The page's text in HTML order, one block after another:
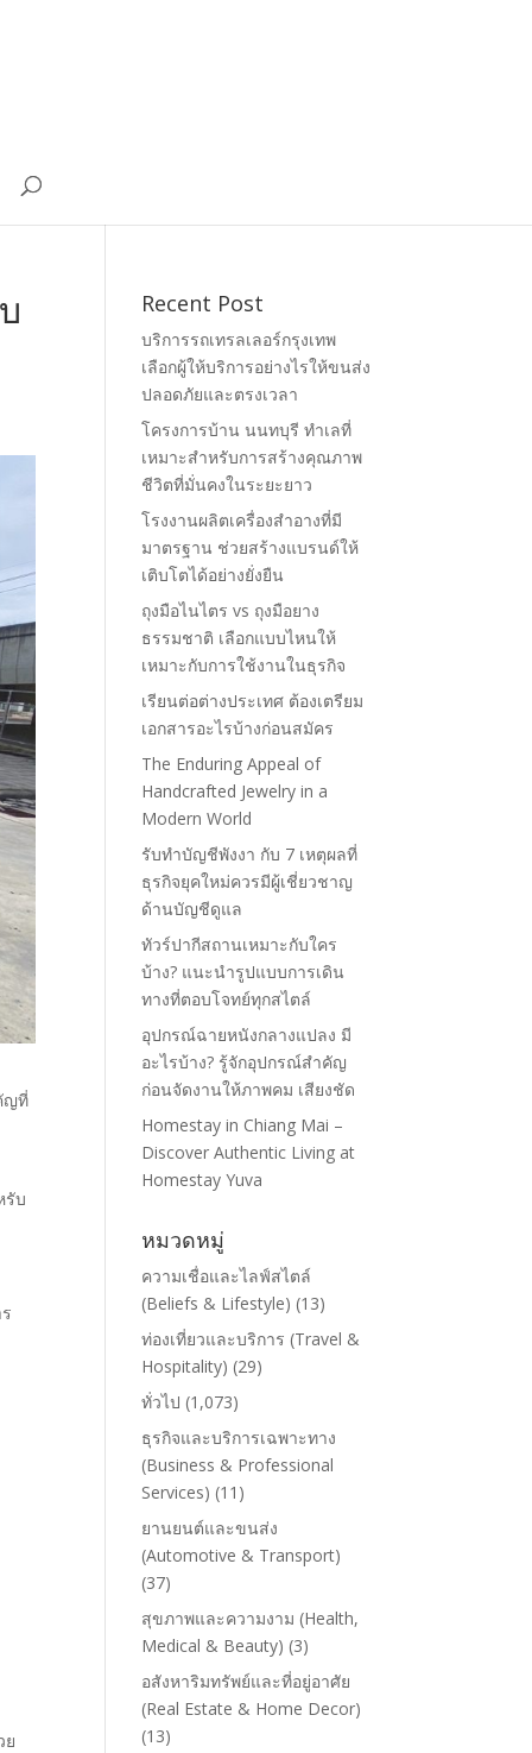
ญที่
รับ
ย
Recent Post
บริการรถเทรลเลอร์กรุงเทพ
เลือกผู้ให้บริการอย่างไรให้ขนส่ง
ปลอดภัยและตรงเวลา
โครงการบ้าน นนทบุรี ทำเลที่
เหมาะสำหรับการสร้างคุณภาพ
ชีวิตที่มั่นคงในระยะยาว
โรงงานผลิตเครื่องสำอางที่มี
มาตรฐาน ช่วยสร้างแบรนด์ให้
เติบโตได้อย่างยั่งยืน
ถุงมือไนไตร vs ถุงมือยาง
ธรรมชาติ เลือกแบบไหนให้
เหมาะกับการใช้งานในธุรกิจ
เรียนต่อต่างประเทศ ต้องเตรียม
เอกสารอะไรบ้างก่อนสมัคร
The Enduring Appeal of
Handcrafted Jewelry in a
Modern World
รับทำบัญชีพังงา กับ 7 เหตุผลที่
ธุรกิจยุคใหม่ควรมีผู้เชี่ยวชาญ
ด้านบัญชีดูแล
ทัวร์ปากีสถานเหมาะกับใคร
บ้าง? แนะนำรูปแบบการเดิน
ทางที่ตอบโจทย์ทุกสไตล์
อุปกรณ์ฉายหนังกลางแปลง มี
อะไรบ้าง? รู้จักอุปกรณ์สำคัญ
ก่อนจัดงานให้ภาพคม เสียงชัด
Homestay in Chiang Mai –
Discover Authentic Living at
Homestay Yuva
หมวดหมู่
ความเชื่อและไลฟ์สไตล์
(Beliefs & Lifestyle) (13)
ท่องเที่ยวและบริการ (Travel &
Hospitality) (29)
ทั่วไป (1,073)
ธุรกิจและบริการเฉพาะทาง
(Business & Professional
Services) (11)
ยานยนต์และขนส่ง
(Automotive & Transport)
(37)
สุขภาพและความงาม (Health,
Medical & Beauty) (3)
อสังหาริมทรัพย์และที่อยู่อาศัย
(Real Estate & Home Decor)
(13)